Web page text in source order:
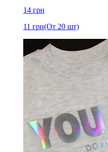
14 грн
11 грн(От 20 шт)